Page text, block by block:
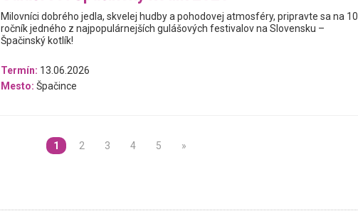
Milovníci dobrého jedla, skvelej hudby a pohodovej atmosféry, pripravte sa na 10.
ročník jedného z najpopulárnejších gulášových festivalov na Slovensku –
Špačinský kotlík!
Termín: 13.06.2026
Mesto: Špačince
1 2 3 4 5 »